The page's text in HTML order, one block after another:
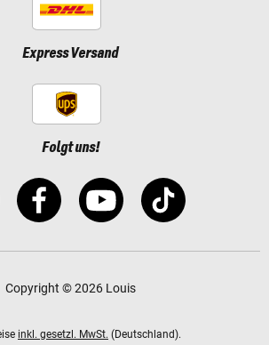
Express Versand
Folgt uns!
Copyright © 2026 Louis
inkl. gesetzl. MwSt. (Deutschland).